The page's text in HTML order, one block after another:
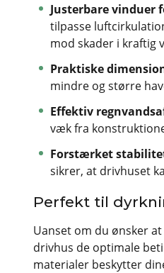
Justerbare
tilpasse
mod skader i kraftig
Praktiske
mindre og større
Effektiv
væk fra
Forstærket
sikrer, at drivhuset
Perfekt til
Uanset om du ønsker
drivhus de optimale
materialer beskytter